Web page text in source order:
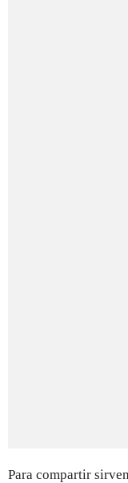
Para compartir sirven